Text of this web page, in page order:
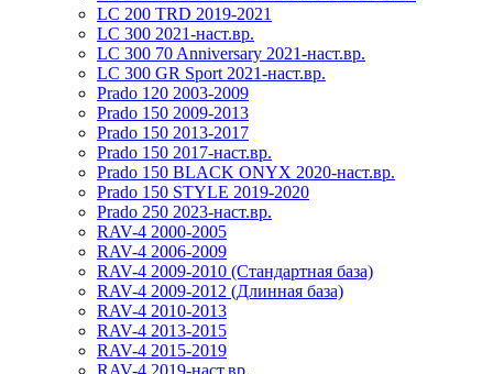
LC 200 TRD 2019-2021
LC 300 2021-наст.вр.
LC 300 70 Anniversary 2021-наст.вр.
LC 300 GR Sport 2021-наст.вр.
Prado 120 2003-2009
Prado 150 2009-2013
Prado 150 2013-2017
Prado 150 2017-наст.вр.
Prado 150 BLACK ONYX 2020-наст.вр.
Prado 150 STYLE 2019-2020
Prado 250 2023-наст.вр.
RAV-4 2000-2005
RAV-4 2006-2009
RAV-4 2009-2010 (Стандартная база)
RAV-4 2009-2012 (Длинная база)
RAV-4 2010-2013
RAV-4 2013-2015
RAV-4 2015-2019
RAV-4 2019-наст.вр.